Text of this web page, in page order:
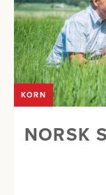
KORN
NORSK